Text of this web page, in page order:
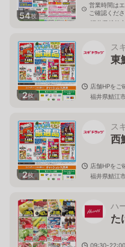
54枚
営業時間は
ご確認くださ
福井県越前
2枚
ス
東
店舗HPをご
福井県鯖江
2枚
ス
西
店舗HPをご
福井県鯖江
ハ
た
09:30-22:00